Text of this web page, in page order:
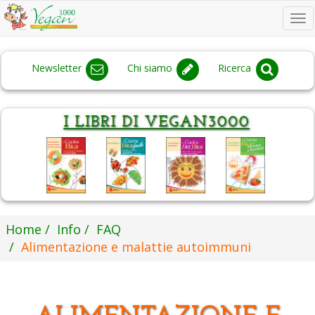
Newsletter Chi siamo Ricerca
Home Info
FAQ
Alimentazione e malattie autoimmuni